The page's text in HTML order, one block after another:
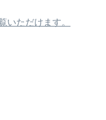
いただけます。